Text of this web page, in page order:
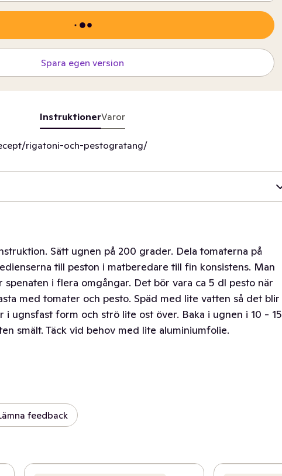
Spara egen version
InstruktionerVaror
rigatoni-och-pestogratang/
Sätt ugnen på 200 grader. Dela tomaterna på
till peston i matberedare till fin konsistens. Man
spenaten i flera omgångar. Det bör vara ca 5 dl pesto när
med tomater och pesto. Späd med lite vatten så det blir
i ugnsfast form och strö lite ost över. Baka i ugnen i 10 - 15
smält. Täck vid behov med lite aluminiumfolie.
feedback